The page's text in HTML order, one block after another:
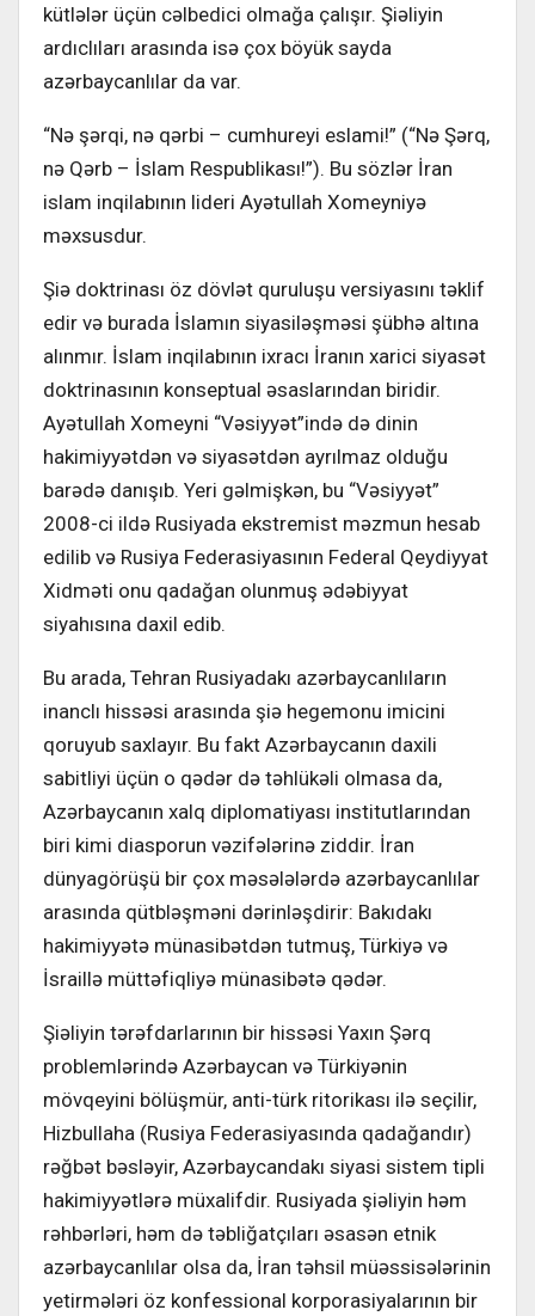
kütlələr üçün cəlbedici olmağa çalışır. Şiəliyin
ardıclıları arasında isə çox böyük sayda
azərbaycanlılar da var.
“Nə şərqi, nə qərbi – cumhureyi eslami!” (“Nə Şərq,
nə Qərb – İslam Respublikası!”). Bu sözlər İran
islam inqilabının lideri Ayətullah Xomeyniyə
məxsusdur.
Şiə doktrinası öz dövlət quruluşu versiyasını təklif
edir və burada İslamın siyasiləşməsi şübhə altına
alınmır. İslam inqilabının ixracı İranın xarici siyasət
doktrinasının konseptual əsaslarından biridir.
Ayətullah Xomeyni “Vəsiyyət”ində də dinin
hakimiyyətdən və siyasətdən ayrılmaz olduğu
barədə danışıb. Yeri gəlmişkən, bu “Vəsiyyət”
2008-ci ildə Rusiyada ekstremist məzmun hesab
edilib və Rusiya Federasiyasının Federal Qeydiyyat
Xidməti onu qadağan olunmuş ədəbiyyat
siyahısına daxil edib.
Bu arada, Tehran Rusiyadakı azərbaycanlıların
inanclı hissəsi arasında şiə hegemonu imicini
qoruyub saxlayır. Bu fakt Azərbaycanın daxili
sabitliyi üçün o qədər də təhlükəli olmasa da,
Azərbaycanın xalq diplomatiyası institutlarından
biri kimi diasporun vəzifələrinə ziddir. İran
dünyagörüşü bir çox məsələlərdə azərbaycanlılar
arasında qütbləşməni dərinləşdirir: Bakıdakı
hakimiyyətə münasibətdən tutmuş, Türkiyə və
İsraillə müttəfiqliyə münasibətə qədər.
Şiəliyin tərəfdarlarının bir hissəsi Yaxın Şərq
problemlərində Azərbaycan və Türkiyənin
mövqeyini bölüşmür, anti-türk ritorikası ilə seçilir,
Hizbullaha (Rusiya Federasiyasında qadağandır)
rəğbət bəsləyir, Azərbaycandakı siyasi sistem tipli
hakimiyyətlərə müxalifdir. Rusiyada şiəliyin həm
rəhbərləri, həm də təbliğatçıları əsasən etnik
azərbaycanlılar olsa da, İran təhsil müəssisələrinin
yetirmələri öz konfessional korporasiyalarının bir